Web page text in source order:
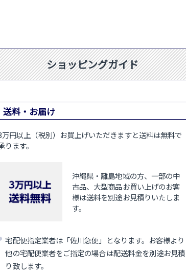
ショッピングガイド
送料・お届け
万円以上（税別）お買上げいただきますと送料は無料で
ります。
沖縄県・離島地域の方、一部の中
古品、大型商品お買い上げのお客
様は送料を別途お見積りいたしま
す。
宅配便指定業者は「佐川急便」となります。お客様より
他の宅配便業者をご指定の場合は配送料金を別途お見積
り致します。